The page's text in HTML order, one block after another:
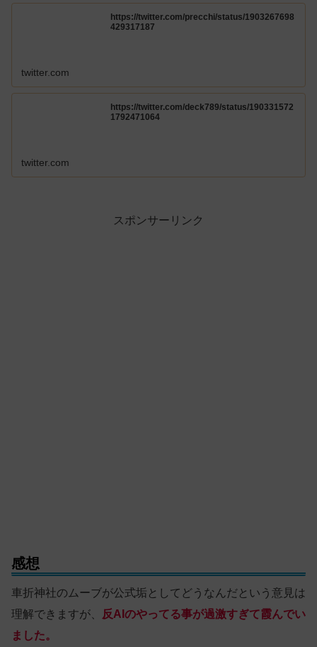
https://twitter.com/precchi/status/1903267698
429317187
twitter.com
https://twitter.com/deck789/status/190331572
1792471064
twitter.com
スポンサーリンク
感想
車折神社のムーブが公式垢としてどうなんだという意見は
理解できますが、
反AIのやってる事が過激すぎて霞んでい
ました。